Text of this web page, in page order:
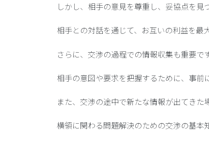
しかし、相手の意見を尊重し、妥協点を見
相手との対話を通じて、お互いの利益を最
さらに、交渉の過程での情報収集も重要です
相手の意図や要求を把握するために、事前
また、交渉の途中で新たな情報が出てきた
横領に関わる問題解決のための交渉の基本